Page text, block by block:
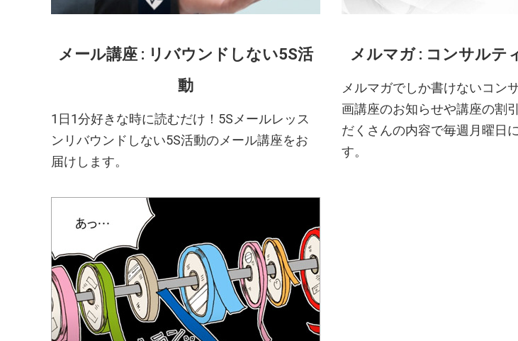
メール講座 : リバウンドしない5S活
動
1日1分好きな時に読むだけ！5Sメールレッス
ンリバウンドしない5S活動のメール講座をお
届けします。
メルマガ : コンサルテ
メルマガでしか書けないコン
画講座のお知らせや講座の割
だくさんの内容で毎週月曜日
す。